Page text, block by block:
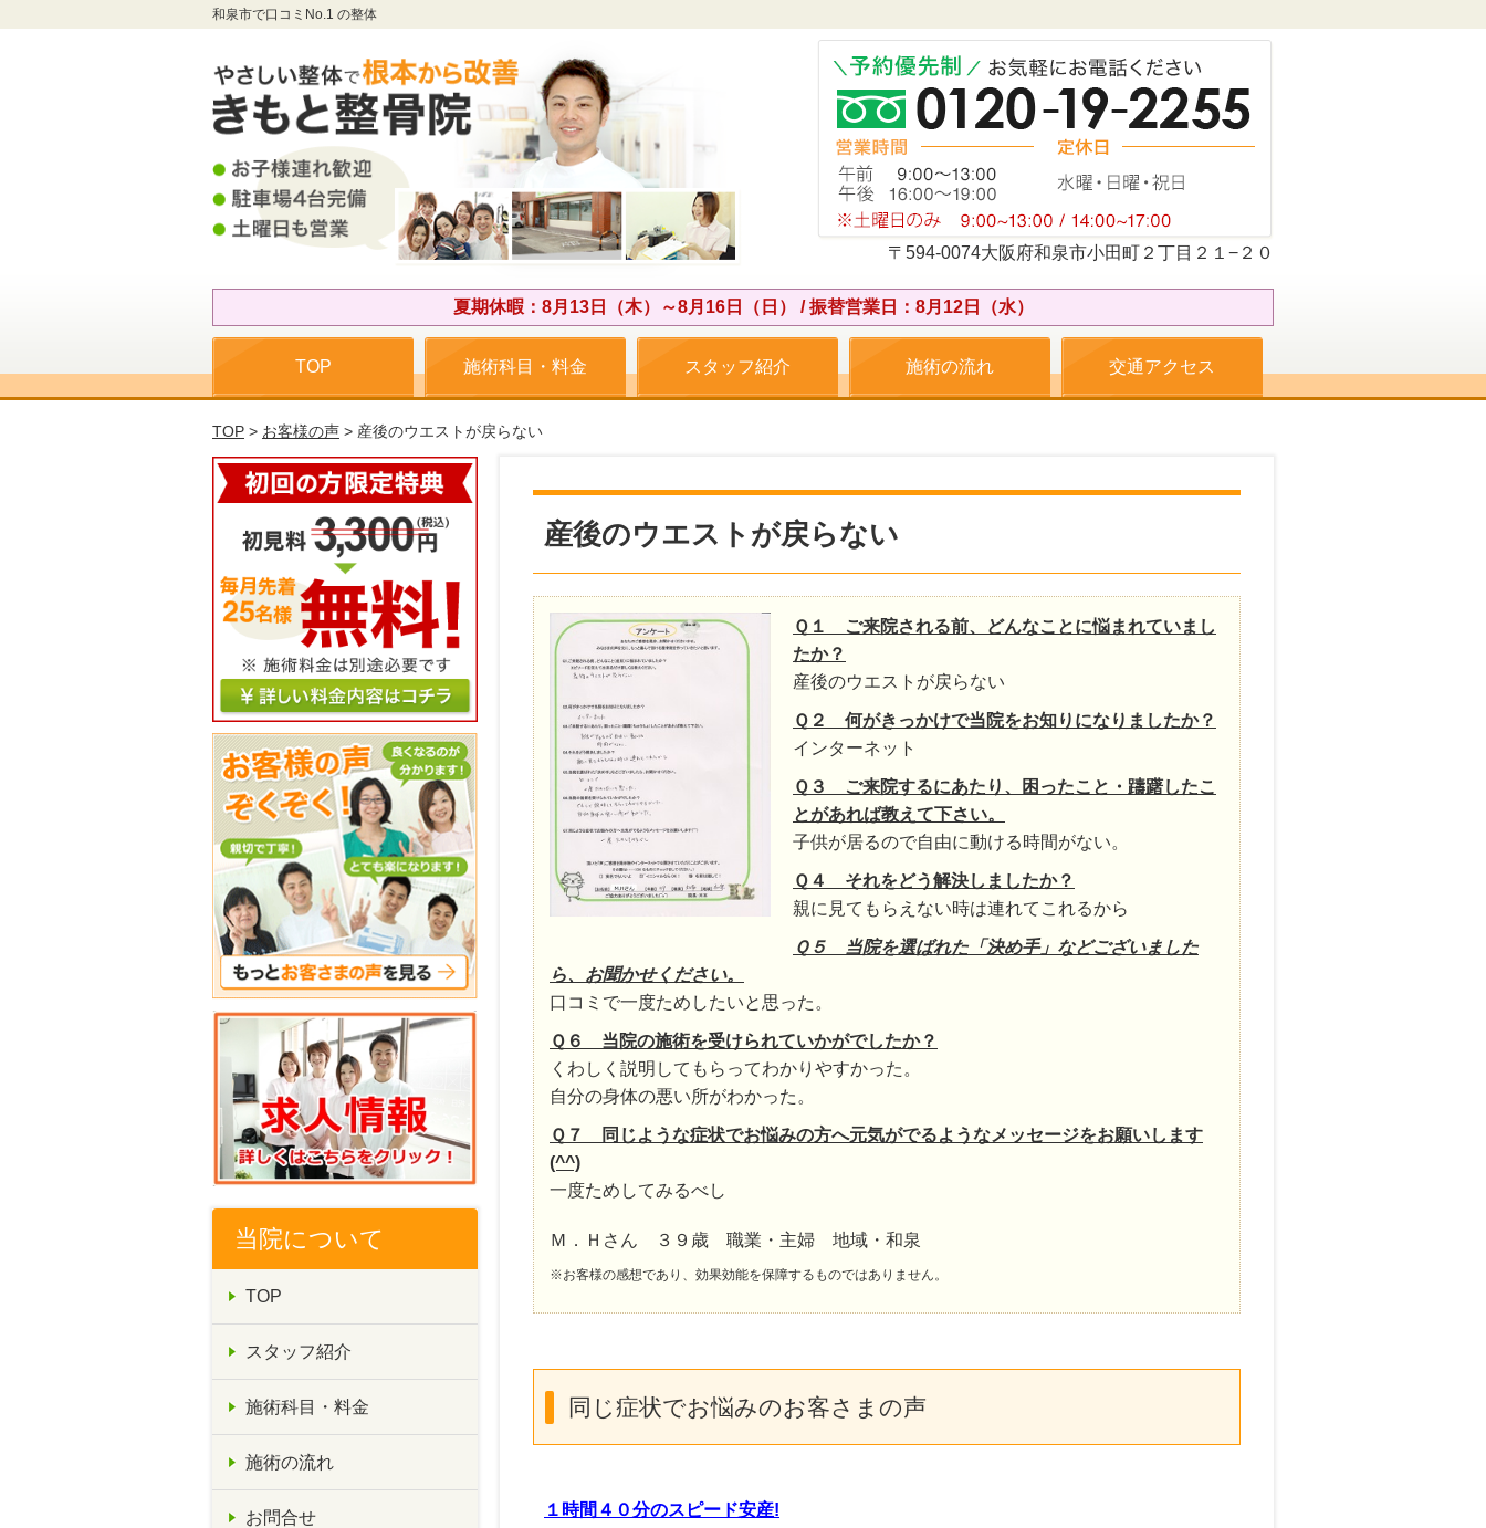
和泉市で口コミNo.1 の整体
〒594-0074大阪府和泉市小田町２丁目２１−２０
夏期休暇：8月13日（木）～8月16日（日） / 振替営業日：8月12日（水）
TOP 施術科目・料金 スタッフ紹介 施術の流れ 交通アクセス
TOP > お客様の声 > 産後のウエストが戻らない
産後のウエストが戻らない
Ｑ１ ご来院される前、どんなことに悩まれていまし
たか？
産後のウエストが戻らない
Ｑ２ 何がきっかけで当院をお知りになりましたか？
インターネット
Ｑ３ ご来院するにあたり、困ったこと・躊躇したこ
とがあれば教えて下さい。
子供が居るので自由に動ける時間がない。
Ｑ４ それをどう解決しましたか？
親に見てもらえない時は連れてこれるから
Ｑ５ 当院を選ばれた「決め手」などございました
ら、お聞かせください。
口コミで一度ためしたいと思った。
Ｑ６ 当院の施術を受けられていかがでしたか？
くわしく説明してもらってわかりやすかった。
自分の身体の悪い所がわかった。
Ｑ７ 同じような症状でお悩みの方へ元気がでるようなメッセージをお願いします
(^^)
一度ためしてみるべし
Ｍ．Ｈさん ３９歳 職業・主婦 地域・和泉
※お客様の感想であり、効果効能を保障するものではありません。
同じ症状でお悩みのお客さまの声
１時間４０分のスピード安産!
当院について
TOP
スタッフ紹介
施術科目・料金
施術の流れ
お問合せ